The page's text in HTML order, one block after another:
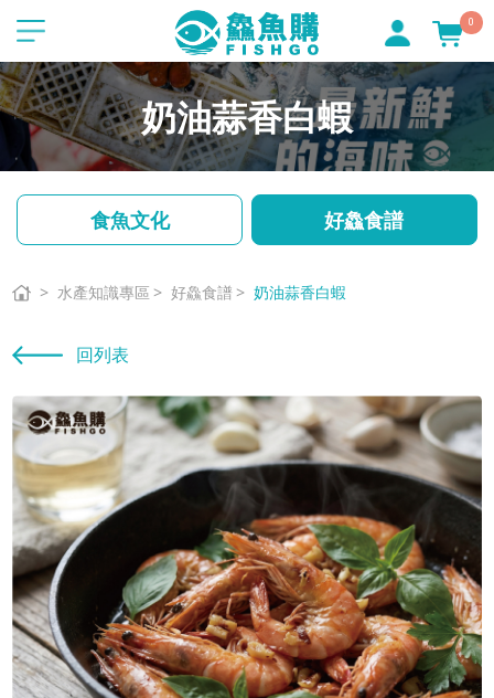
0
奶油蒜香白蝦
食魚文化 好鱻食譜
水產知識專區 好鱻食譜 奶油蒜香白蝦
回列表